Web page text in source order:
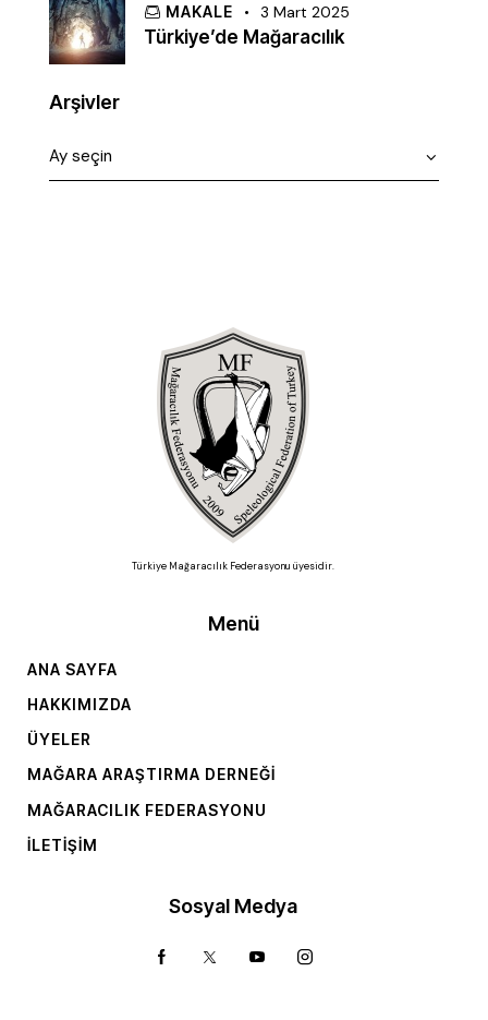
MAKALE 3 Mart 2025
Türkiye’de Mağaracılık
Arşivler
Türkiye Mağaracılık Federasyonu üyesidir.
Menü
ANA SAYFA
HAKKIMIZDA
ÜYELER
MAĞARA ARAŞTIRMA DERNEĞI
MAĞARACILIK FEDERASYONU
İLETIŞIM
Sosyal Medya